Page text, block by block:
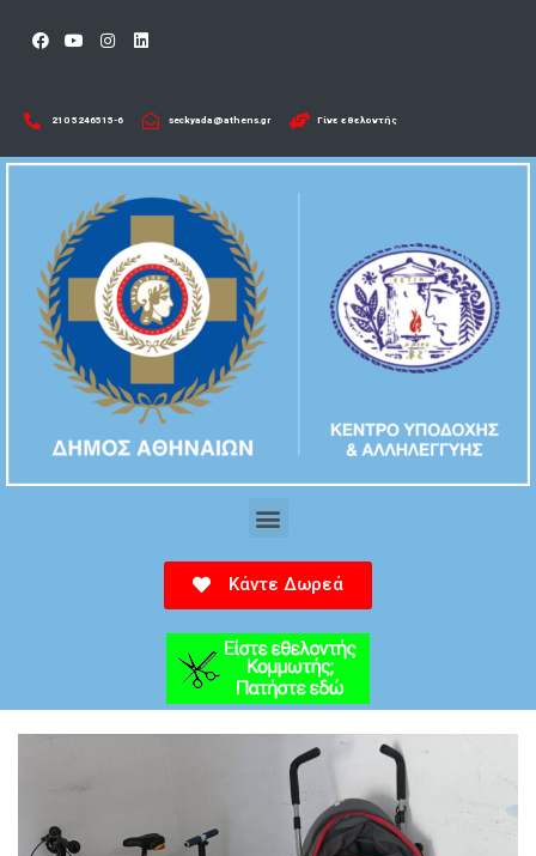
210 5246515-6​ seckyada@athens.gr Γίνε εθελοντής
Κάντε Δωρεά